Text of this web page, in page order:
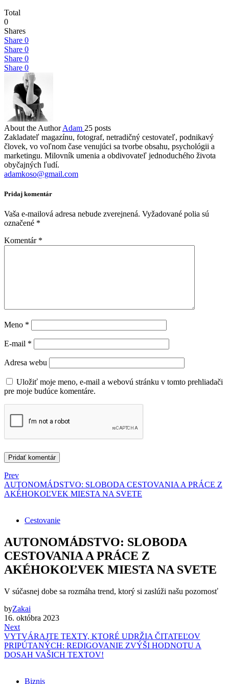
Total
0
Shares
Share 0
Share 0
Share 0
Share 0
About the Author Adam 25 posts
Zakladateľ magazínu, fotograf, netradičný cestovateľ, podnikavý
človek, vo voľnom čase venujúci sa tvorbe obsahu, psychológii a
marketingu. Milovník umenia a obdivovateľ jednoduchého života
obyčajných ľudí.
adamkoso@gmail.com
Pridaj komentár
Vaša e-mailová adresa nebude zverejnená. Vyžadované polia sú
označené *
Komentár *
Meno *
E-mail *
Adresa webu
Uložiť moje meno, e-mail a webovú stránku v tomto prehliadači
pre moje budúce komentáre.
Prev
AUTONOMÁDSTVO: SLOBODA CESTOVANIA A PRÁCE Z
AKÉHOKOĽVEK MIESTA NA SVETE
Cestovanie
AUTONOMÁDSTVO: SLOBODA
CESTOVANIA A PRÁCE Z
AKÉHOKOĽVEK MIESTA NA SVETE
V súčasnej dobe sa rozmáha trend, ktorý si zaslúži našu pozornosť
byZakai
16. októbra 2023
Next
VYTVÁRAJTE TEXTY, KTORÉ UDRŽIA ČITATEĽOV
PRIPÚTANÝCH: REDIGOVANIE ZVÝŠI HODNOTU A
DOSAH VAŠICH TEXTOV!
Biznis